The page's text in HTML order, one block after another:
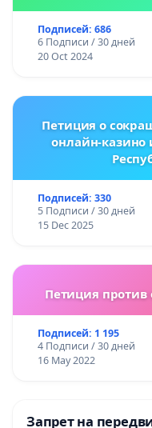
Подписей: 686
6 Подписи / 30 дней
20 Oct 2024
Петиция о
онлайн-казино
Подписей: 330
5 Подписи / 30 дней
15 Dec 2025
Петиция против
Подписей: 1 195
4 Подписи / 30 дней
16 May 2022
Запрет на